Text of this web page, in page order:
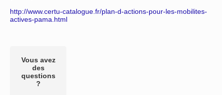
http://www.certu-catalogue.fr/plan-d-actions-pour-les-mobilites-
actives-pama.html
Vous avez
des
questions
?